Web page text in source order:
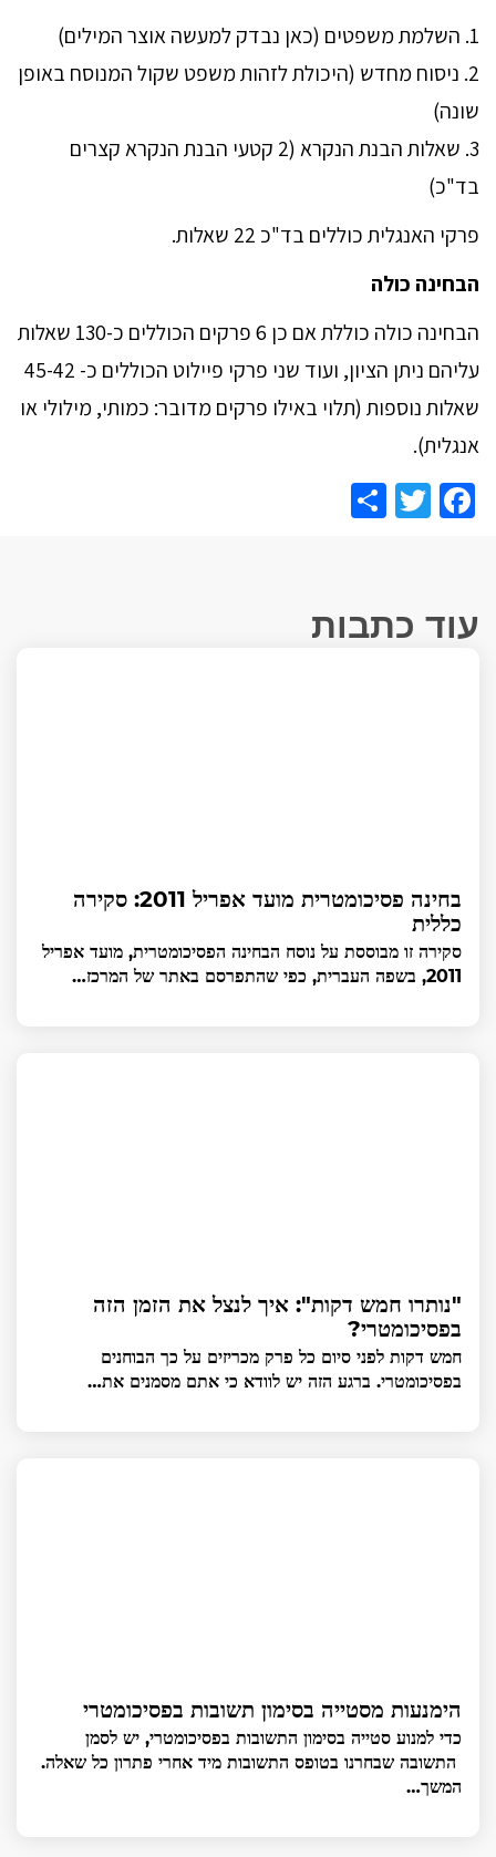
1. השלמת משפטים (כאן נבדק למעשה אוצר המילים)
2. ניסוח מחדש (היכולת לזהות משפט שקול המנוסח באופן
שונה)
3. שאלות הבנת הנקרא (2 קטעי הבנת הנקרא קצרים
בד"כ)
פרקי האנגלית כוללים בד"כ 22 שאלות.
הבחינה כולה
הבחינה כולה כוללת אם כן 6 פרקים הכוללים כ-130 שאלות
עליהם ניתן הציון, ועוד שני פרקי פיילוט הכוללים כ- 45-42
שאלות נוספות (תלוי באילו פרקים מדובר: כמותי, מילולי או
אנגלית).
Facebook
Twitter
עוד כתבות
בחינה פסיכומטרית מועד אפריל 2011: סקירה
כללית
סקירה זו מבוססת על נוסח הבחינה הפסיכומטרית, מועד אפריל
2011, בשפה העברית, כפי שהתפרסם באתר של המרכז…
"נותרו חמש דקות": איך לנצל את הזמן הזה
בפסיכומטרי?
חמש דקות לפני סיום כל פרק מכריזים על כך הבוחנים
בפסיכומטרי. ברגע הזה יש לוודא כי אתם מסמנים את…
הימנעות מסטייה בסימון תשובות בפסיכומטרי
כדי למנוע סטייה בסימון התשובות בפסיכומטרי, יש לסמן
התשובה שבחרנו בטופס התשובות מיד אחרי פתרון כל שאלה.
המשך…